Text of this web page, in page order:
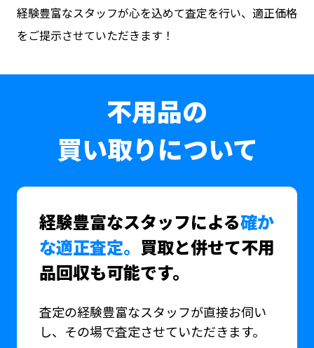
経験豊富なスタッフが心を込めて査定を行い、適正価格
をご提示させていただきます！
不用品の
買い取りについて
経験豊富なスタッフによる確か
な適正査定。 買取と併せて不用
品回収も可能です。
査定の経験豊富なスタッフが直接お伺い
し、その場で査定させていただきます。